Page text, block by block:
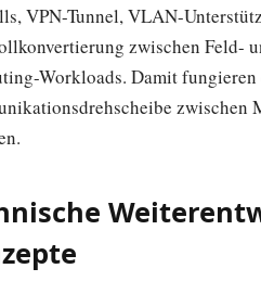
VPN-Tunnel, VLAN-
zwischen Feld-
Workloads. Damit
zwischen